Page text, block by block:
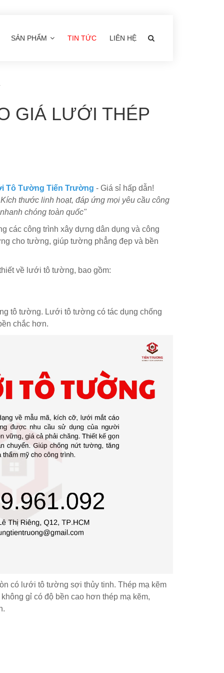
GIÁ LƯỚI THÉP
Tô Tường Tiến Trường - Giá sỉ hấp dẫn!
thước linh hoạt, đáp ứng mọi yêu cầu công
chóng toàn quốc"
các công trình xây dựng dân dụng và công
cho tường, giúp tường phẳng đẹp và bền
về lưới tô tường, bao gồm:
tô tường. Lưới tô tường có tác dụng chống
chắc hơn.
có lưới tô tường sợi thủy tinh. Thép mạ kẽm
gỉ có độ bền cao hơn thép mạ kẽm,
SẢN PHẨM TIN TỨC LIÊN HỆ